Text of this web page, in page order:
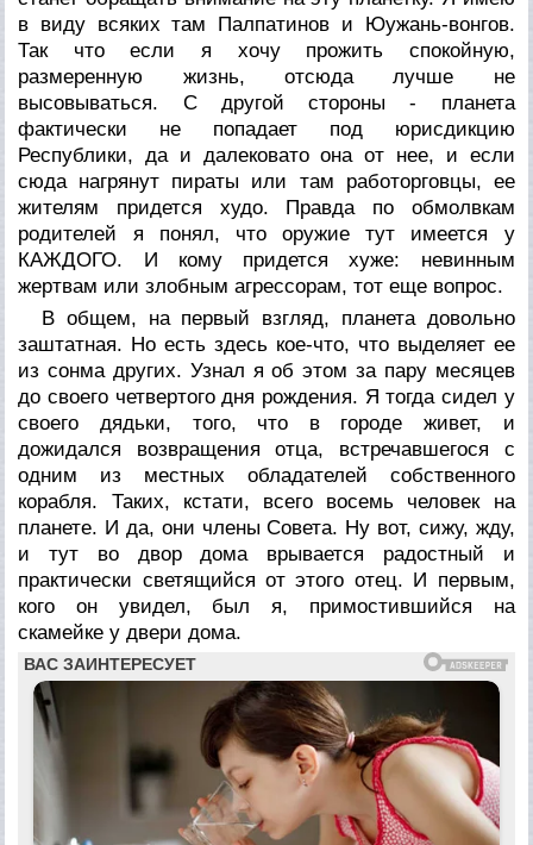
в виду всяких там Палпатинов и Юужань-вонгов.
Так что если я хочу прожить спокойную,
размеренную жизнь, отсюда лучше не
высовываться. С другой стороны - планета
фактически не попадает под юрисдикцию
Республики, да и далековато она от нее, и если
сюда нагрянут пираты или там работорговцы, ее
жителям придется худо. Правда по обмолвкам
родителей я понял, что оружие тут имеется у
КАЖДОГО. И кому придется хуже: невинным
жертвам или злобным агрессорам, тот еще вопрос.
В общем, на первый взгляд, планета довольно
заштатная. Но есть здесь кое-что, что выделяет ее
из сонма других. Узнал я об этом за пару месяцев
до своего четвертого дня рождения. Я тогда сидел у
своего дядьки, того, что в городе живет, и
дожидался возвращения отца, встречавшегося с
одним из местных обладателей собственного
корабля. Таких, кстати, всего восемь человек на
планете. И да, они члены Совета. Ну вот, сижу, жду,
и тут во двор дома врывается радостный и
практически светящийся от этого отец. И первым,
кого он увидел, был я, примостившийся на
скамейке у двери дома.